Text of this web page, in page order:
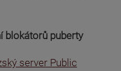
blokátorů puberty
server Public